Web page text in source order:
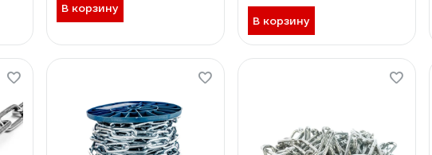
В корзину
В корзину